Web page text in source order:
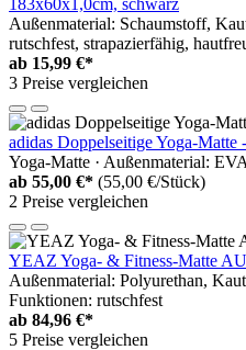
Außenmaterial: Schaumstoff,
rutschfest, strapazierfähig,
ab 15,99 €*
3 Preise vergleichen
adidas Doppelseitige Yoga-
Yoga-Matte · Außenmaterial:
ab 55,00 €* (55,00 €/Stück)
2 Preise vergleichen
YEAZ Yoga- & Fitness-Matte
Außenmaterial: Polyurethan,
Funktionen: rutschfest
ab 84,96 €*
5 Preise vergleichen